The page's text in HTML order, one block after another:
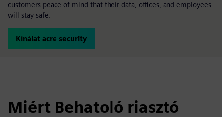
customers peace of mind that their data, offices, and employees
will stay safe.
Kínálat acre security
Miért Behatoló riasztó